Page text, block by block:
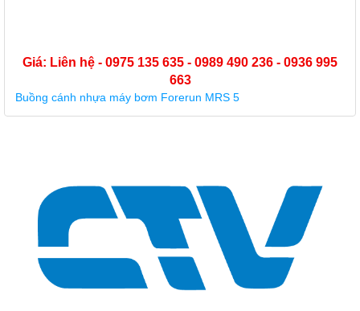
Giá: Liên hệ - 0975 135 635 - 0989 490 236 - 0936 995
663
Buồng cánh nhựa máy bơm Forerun MRS 5